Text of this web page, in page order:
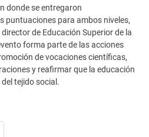
donde se entregaron
puntuaciones para ambos niveles,
de Educación Superior de la
forma parte de las acciones
de vocaciones científicas,
y reafirmar que la educación
tejido social.